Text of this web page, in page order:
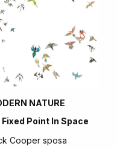
NATURE
Fixed Point In Space
Cooper sposa